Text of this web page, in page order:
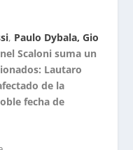
, Paulo Dybala, Gio
Scaloni suma un
Lautaro
de la
fecha de